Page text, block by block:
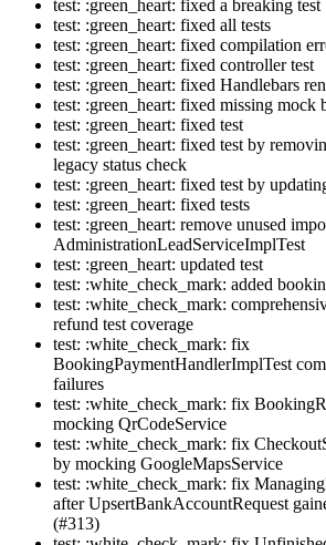
test: :green_heart: fixed a breaking test
test: :green_heart: fixed all tests
test: :green_heart: fixed compilation
test: :green_heart: fixed controller test
test: :green_heart: fixed Handlebars
test: :green_heart: fixed missing mock
test: :green_heart: fixed test
test: :green_heart: fixed test by
legacy status check
test: :green_heart: fixed test by
test: :green_heart: fixed tests
test: :green_heart: remove unused
AdministrationLeadServiceImplTest
test: :green_heart: updated test
test: :white_check_mark: added
test: :white_check_mark:
refund test coverage
test: :white_check_mark: fix
BookingPaymentHandlerImplTest
failures
test: :white_check_mark: fix
mocking QrCodeService
test: :white_check_mark: fix
by mocking GoogleMapsService
test: :white_check_mark: fix
after UpsertBankAccountRequest
(#313)